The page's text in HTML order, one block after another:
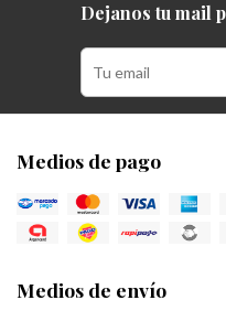
Dejanos tu mail
Medios de pago
Medios de envío